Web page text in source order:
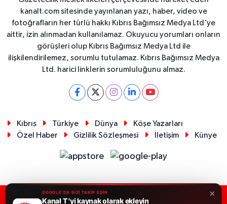
kanalt.com sitesinde yayınlanan yazı, haber, video ve
fotoğrafların her türlü hakkı Kıbrıs Bağımsız Medya Ltd'ye
aittir, izin alınmadan kullanılamaz. Okuyucu yorumları onların
görüşleri olup Kıbrıs Bağımsız Medya Ltd ile
ilişkilendirilemez, sorumlu tutulamaz. Kıbrıs Bağımsız Medya
Ltd. harici linklerin sorumluluğunu almaz.
Kıbrıs Türkiye Dünya
Köşe Yazarları
Özel Haber
Gizlilik Sözleşmesi İletişim Künye
RSS Copyright © 2026. Her hakkı saklıdır.
×
GOOGLE'DA BİZİ TAKİP EDİN
Kanal T 'yi kaynak olarak ekleyin